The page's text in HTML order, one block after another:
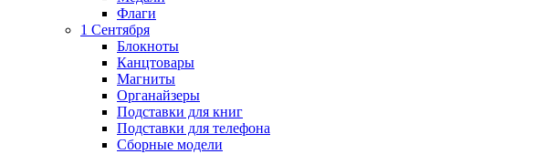
Флаги
1 Сентября
Блокноты
Канцтовары
Магниты
Органайзеры
Подставки для книг
Подставки для телефона
Сборные модели